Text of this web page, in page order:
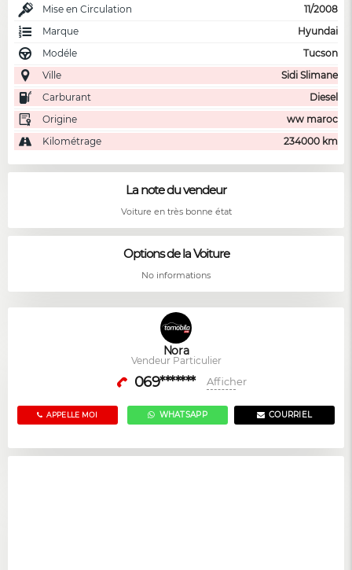
Mise en Circulation
11/2008
Marque
Hyundai
Modéle
Tucson
Ville
Sidi Slimane
Carburant
Diesel
Origine
ww maroc
Kilométrage
234000 km
La note du vendeur
Voiture en très bonne état
Options de la Voiture
No informations
Nora
Vendeur Particulier
069******* Afficher
APPELLE MOI COURRIEL
WHATSAPP